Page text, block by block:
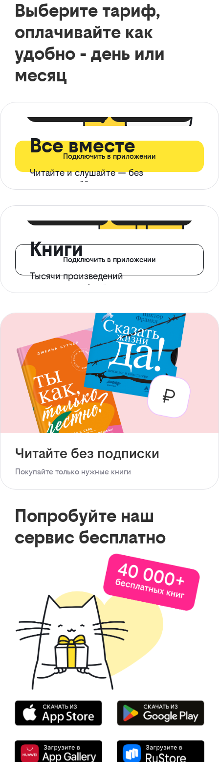
Выберите тариф,
оплачивайте как
удобно - день или
месяц
Все вместе
Читайте и слушайте — без
ограничений*
Подключить в приложении
Книги
Тысячи произведений
с доступом офлайн
Подключить в приложении
Читайте без подписки
Покупайте только нужные книги
Попробуйте наш
сервис бесплатно